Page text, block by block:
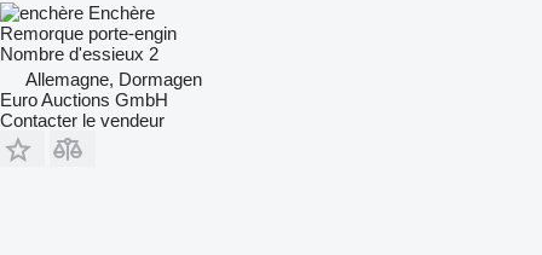
Enchère
Remorque porte-engin
Nombre d'essieux 2
Allemagne, Dormagen
Euro Auctions GmbH
Contacter le vendeur